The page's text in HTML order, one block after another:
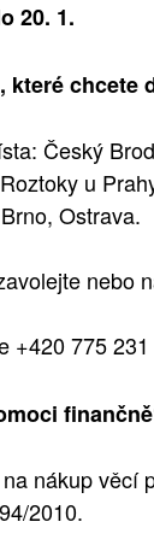
20. 1.
kteréchcete
: Český
u
Ostrava.
nebo
+420 775
nákup věcí
2010.